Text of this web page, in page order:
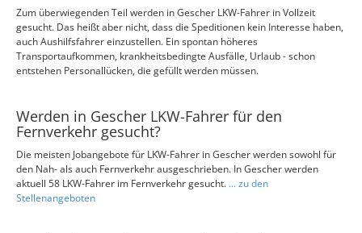
Zum überwiegenden Teil werden in Gescher LKW-Fahrer in Vollzeit
gesucht. Das heißt aber nicht, dass die Speditionen kein Interesse haben,
auch Aushilfsfahrer einzustellen. Ein spontan höheres
Transportaufkommen, krankheitsbedingte Ausfälle, Urlaub - schon
entstehen Personallücken, die gefüllt werden müssen.
Werden in Gescher LKW-Fahrer für den
Fernverkehr gesucht?
Die meisten Jobangebote für LKW-Fahrer in Gescher werden sowohl für
den Nah- als auch Fernverkehr ausgeschrieben. In Gescher werden
aktuell 58 LKW-Fahrer im Fernverkehr gesucht. ... zu den
Stellenangeboten